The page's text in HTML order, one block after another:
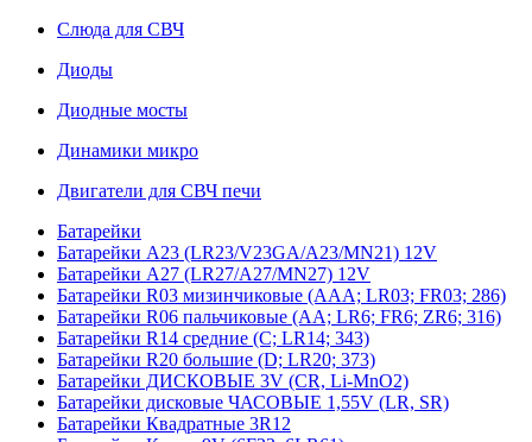
Слюда для СВЧ
Диоды
Диодные мосты
Динамики микро
Двигатели для СВЧ печи
Батарейки
Батарейки A23 (LR23/V23GA/A23/MN21) 12V
Батарейки A27 (LR27/A27/MN27) 12V
Батарейки R03 мизинчиковые (AAA; LR03; FR03; 286)
Батарейки R06 пальчиковые (AA; LR6; FR6; ZR6; 316)
Батарейки R14 средние (C; LR14; 343)
Батарейки R20 большие (D; LR20; 373)
Батарейки ДИСКОВЫЕ 3V (CR, Li-MnO2)
Батарейки дисковые ЧАСОВЫЕ 1,55V (LR, SR)
Батарейки Квадратные 3R12